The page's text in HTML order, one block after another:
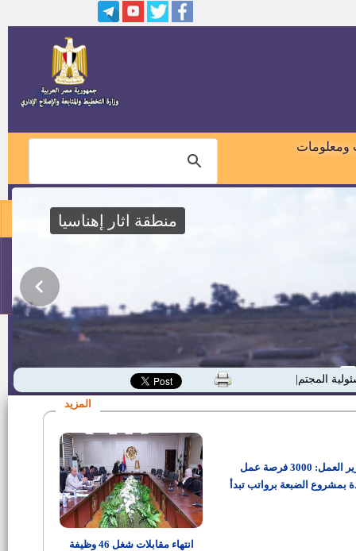
01018460099
ومعلومات
منطقة اثار إهناسيا
المجتمعية"
المزيد
وزير العمل: 3000 فرصة عمل
بمشروع الضبعة برواتب تبدأ
انتهاء مقابلات شغل 46 وظيفة
وظائف أكاديمية شاغرة بمعهد
الإعلان عن مواعيد التصفية النهائية
مواعيد اختبار وظيفة عامل خدمات
ملحقين تجاريين في السلك التجاري
بوزارة التجارة والصناعة
وظائف عمال إنتاج بمجزر شركة
السلمي لمجازر الدواجن الآلية ـــ
دجدوجة
وظائف ـــ الهيئة القومية لسكك
حديد مصر
بالكويت.. السكن و السفر مجانا
وظائف قيادية بالأزهر الشريف
وظائف وزارة الإستثمار